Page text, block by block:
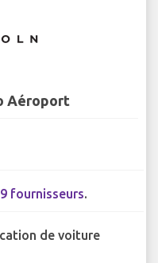
Aéroport
9 fournisseurs.
de voiture